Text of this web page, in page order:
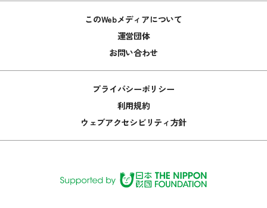
このWebメディアについて
運営団体
お問い合わせ
プライバシーポリシー
利用規約
ウェブアクセシビリティ方針